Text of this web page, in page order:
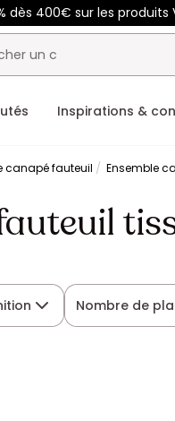
dès 400€ sur les
Inspirations &
canapé fauteuil Ensemble
Nombre de